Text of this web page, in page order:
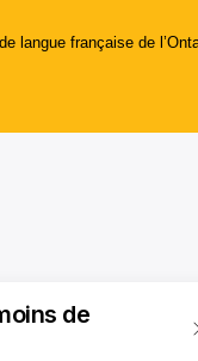
de
langue française de